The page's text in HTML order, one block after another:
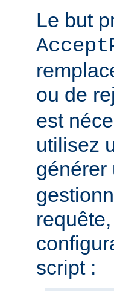
Le but
ou de
est
utilisez
script :